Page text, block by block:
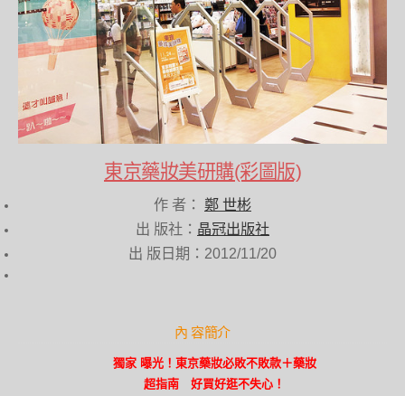
東京藥妝美研購(彩圖版)
作 者： 鄭 世彬
出 版社： 晶冠出版社
出 版日期：2012/11/20
內 容簡介
獨家 曝光！東京藥妝必敗不敗款＋藥妝
超指南 好買好逛不失心！